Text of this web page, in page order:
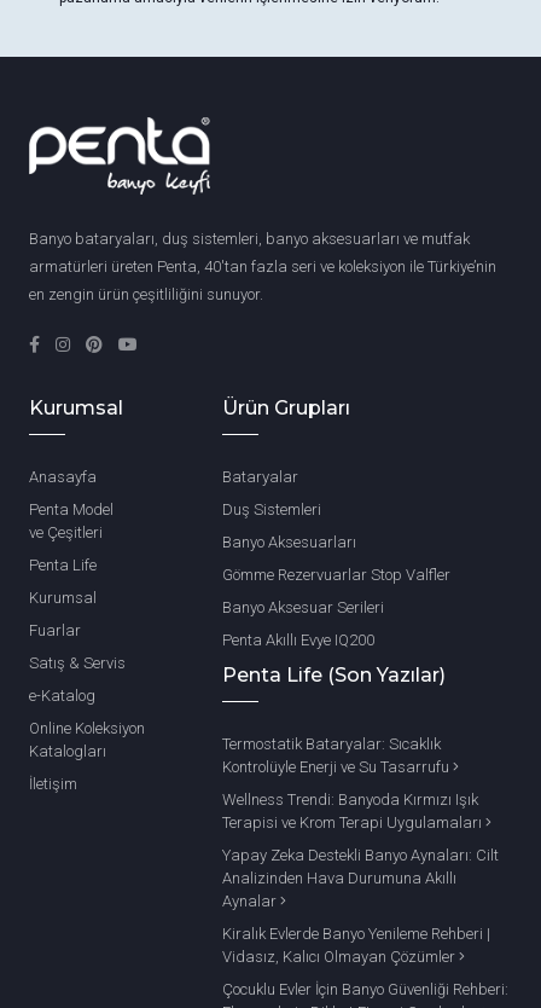
Banyo bataryaları, duş sistemleri, banyo aksesuarları ve mutfak
armatürleri üreten Penta, 40'tan fazla seri ve koleksiyon ile Türkiye’nin
en zengin ürün çeşitliliğini sunuyor.
Kurumsal
Anasayfa
Penta Model
ve Çeşitleri
Penta Life
Kurumsal
Fuarlar
Satış & Servis
e-Katalog
Online Koleksiyon
Katalogları
İletişim
Ürün Grupları
Bataryalar
Duş Sistemleri
Banyo Aksesuarları
Gömme Rezervuarlar Stop Valfler
Banyo Aksesuar Serileri
Penta Akıllı Evye IQ200
Penta Life (Son Yazılar)
Termostatik Bataryalar: Sıcaklık
Kontrolüyle Enerji ve Su Tasarrufu
Wellness Trendi: Banyoda Kırmızı Işık
Terapisi ve Krom Terapi Uygulamaları
Yapay Zeka Destekli Banyo Aynaları: Cilt
Analizinden Hava Durumuna Akıllı
Aynalar
Kiralık Evlerde Banyo Yenileme Rehberi |
Vidasız, Kalıcı Olmayan Çözümler
Çocuklu Evler İçin Banyo Güvenliği Rehberi: